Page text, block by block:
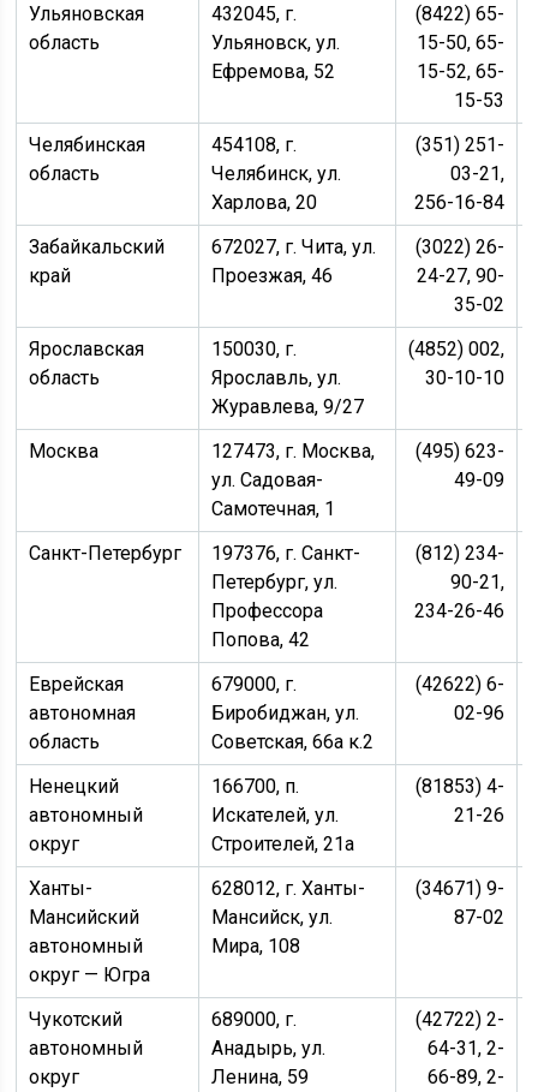
Ульяновская
область
432045, г.
Ульяновск, ул.
Ефремова, 52
(8422) 65-
15-50, 65-
15-52, 65-
15-53
Челябинская
область
454108, г.
Челябинск, ул.
Харлова, 20
(351) 251-
03-21,
256-16-84
Забайкальский
край
672027, г. Чита, ул.
Проезжая, 46
(3022) 26-
24-27, 90-
35-02
Ярославская
область
150030, г.
Ярославль, ул.
Журавлева, 9/27
(4852) 002,
30-10-10
Москва
127473, г. Москва,
ул. Садовая-
Самотечная, 1
(495) 623-
49-09
Санкт-Петербург
197376, г. Санкт-
Петербург, ул.
Профессора
Попова, 42
(812) 234-
90-21,
234-26-46
Еврейская
автономная
область
679000, г.
Биробиджан, ул.
Советская, 66а к.2
(42622) 6-
02-96
Ненецкий
автономный
округ
166700, п.
Искателей, ул.
Строителей, 21а
(81853) 4-
21-26
Ханты-
Мансийский
автономный
округ — Югра
628012, г. Ханты-
Мансийск, ул.
Мира, 108
(34671) 9-
87-02
Чукотский
автономный
округ
689000, г.
Анадырь, ул.
Ленина, 59
(42722) 2-
64-31, 2-
66-89, 2-